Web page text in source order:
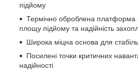
підйому
Термічно оброблена платформа
площу підйому та надійність
Широка міцна основа для
Посилені точки критичних
надійності